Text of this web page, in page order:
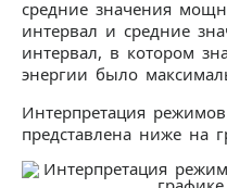
средние значения
интервал и средние
интервал, в котором
энергии было
Интерпретация
представлена ниже на